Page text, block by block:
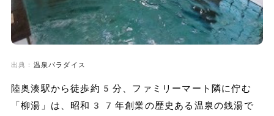
出典： 温泉パラダイス
陸奥湊駅から徒歩約5分、ファミリーマート隣に佇む
「柳湯」は、昭和37年創業の歴史ある温泉の銭湯で